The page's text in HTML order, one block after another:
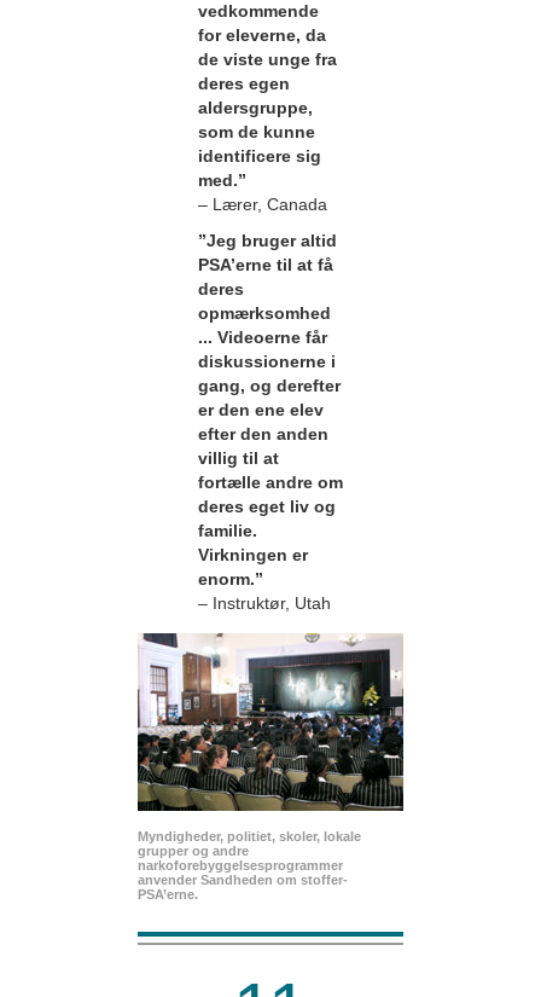
vedkommende
for eleverne, da
de viste unge fra
deres egen
aldersgruppe,
som de kunne
identificere sig
med.”
– Lærer, Canada
”Jeg bruger altid
PSA’erne til at få
deres
opmærksomhed
... Videoerne får
diskussionerne i
gang, og derefter
er den ene elev
efter den anden
villig til at
fortælle andre om
deres eget liv og
familie.
Virkningen er
enorm.”
– Instruktør, Utah
Myndigheder, politiet, skoler, lokale
grupper og andre
narkoforebyggelsesprogrammer
anvender Sandheden om stoffer-
PSA’erne.